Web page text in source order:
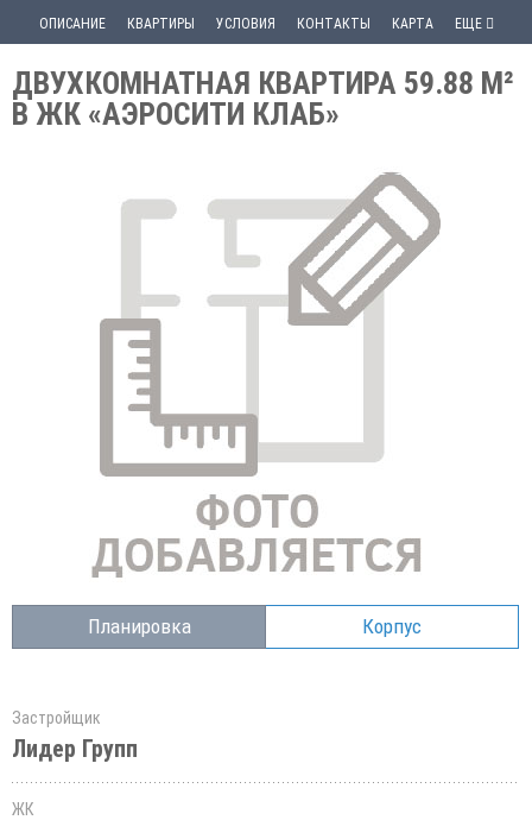
ОПИСАНИЕ КВАРТИРЫ УСЛОВИЯ КОНТАКТЫ КАРТА ЕЩЕ
ДВУХКОМНАТНАЯ КВАРТИРА 59.88 М²
В ЖК «АЭРОСИТИ КЛАБ»
Планировка Корпус
Застройщик
Лидер Групп
ЖК